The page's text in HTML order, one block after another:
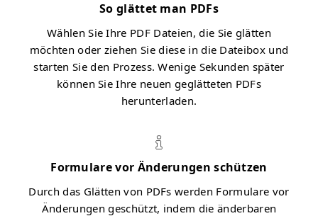
So glättet man PDFs
Wählen Sie Ihre PDF Dateien, die Sie glätten
möchten oder ziehen Sie diese in die Dateibox und
starten Sie den Prozess. Wenige Sekunden später
können Sie Ihre neuen geglätteten PDFs
herunterladen.
Formulare vor Änderungen schützen
Durch das Glätten von PDFs werden Formulare vor
Änderungen geschützt, indem die änderbaren